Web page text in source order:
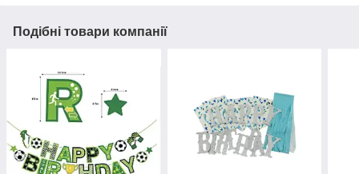
Подібні товари компанії